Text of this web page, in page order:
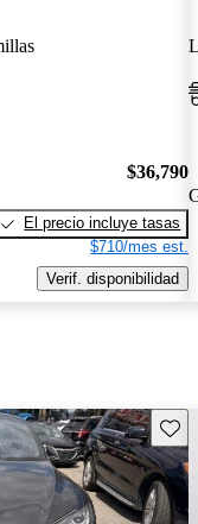
$36,790
El precio incluye tasas
$710/mes est.
Verif. disponibilidad